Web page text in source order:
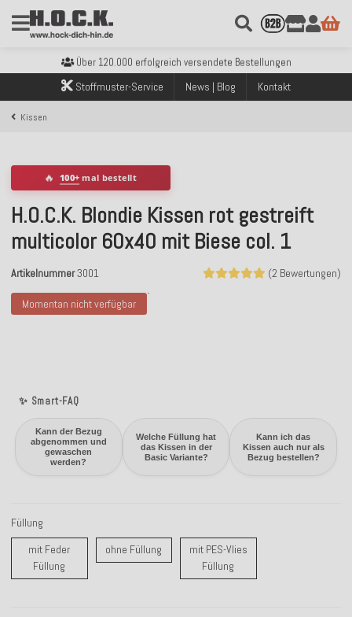
Über 120.000 erfolgreich versendete Bestellungen
Sicher bezahlen mit Klarna, PayPal & Amazon Pay
Kostenloser Versand innerhalb Deutschlands ab 99€ Bestellwert
Über 120.000 erfolgreich versendete Bestellungen
Stoffmuster-Service News | Blog Kontakt
Kissen
Momentan nicht verfügbar
✨ Smart-FAQ
Kann der Bezug
abgenommen und
gewaschen
werden?
Welche Füllung hat
das Kissen in der
Basic Variante?
Kann ich das
Kissen auch nur als
Bezug bestellen?
🔥 100+ mal bestellt
H.O.C.K. Blondie Kissen rot gestreift
multicolor 60x40 mit Biese col. 1
(2 Bewertungen)
Artikelnummer3001
Füllung
mit Feder
Füllung mit Feder Füllung
ohne Füllung ohne Füllung
mit PES-Vlies
Füllung